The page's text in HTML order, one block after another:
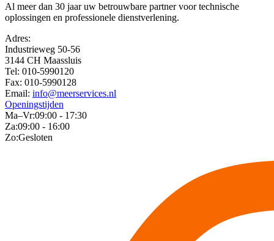
Al meer dan 30 jaar uw betrouwbare partner voor technische
oplossingen en professionele dienstverlening.
Adres:
Industrieweg 50-56
3144 CH Maassluis
Tel: 010-5990120
Fax: 010-5990128
Email: info@meerservices.nl
Openingstijden
Ma–Vr:09:00 - 17:30
Za:09:00 - 16:00
Zo:Gesloten